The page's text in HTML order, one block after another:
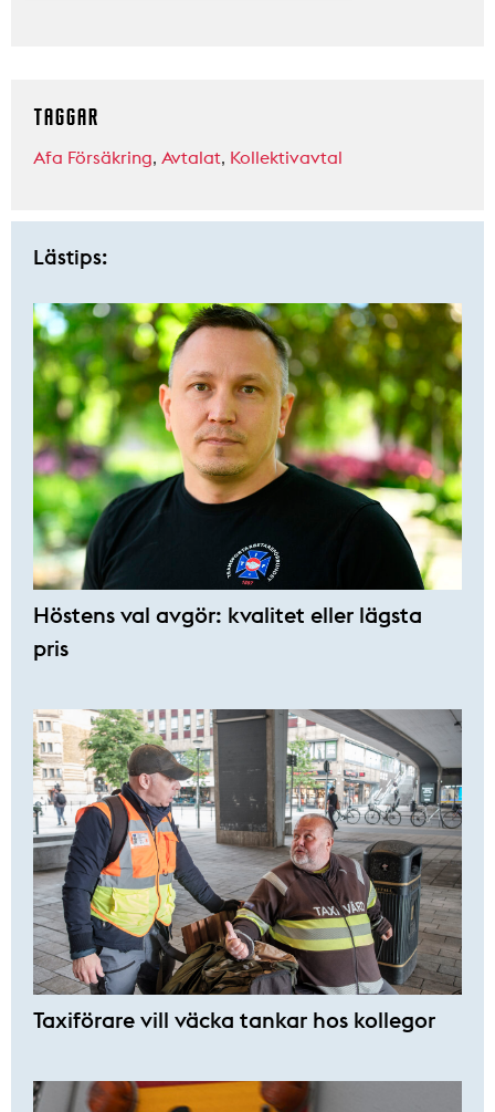
TAGGAR
Afa Försäkring, Avtalat, Kollektivavtal
Lästips:
Höstens val avgör: kvalitet eller lägsta
pris
Taxiförare vill väcka tankar hos kollegor